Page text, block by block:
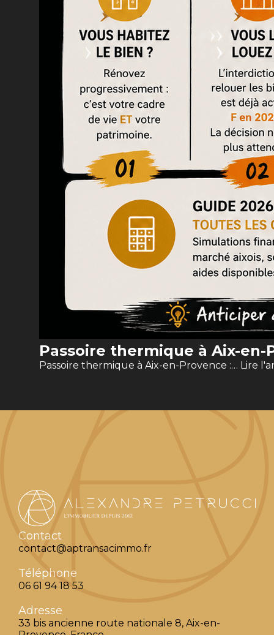
Passoire thermique à Aix-
Passoire thermique à Aix-en-Provence :… Lire
Contact
contact@aptransacimmo.fr
Téléphone
06 61 94 18 53
Adresse
33 bis ancienne route nationale 8, Aix-en-